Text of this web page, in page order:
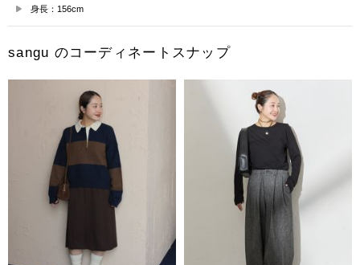
身長：156cm
sangu のコーディネートスナップ